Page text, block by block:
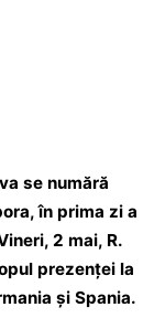
se numără
în prima zi a
2 mai, R.
prezenței la
și Spania.